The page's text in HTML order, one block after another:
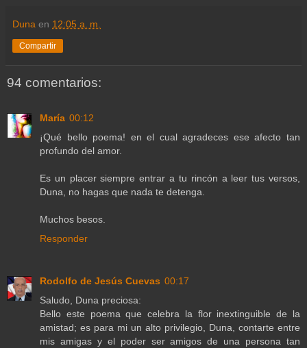
Duna en 12:05 a. m.
Compartir
94 comentarios:
María 00:12
¡Qué bello poema! en el cual agradeces ese afecto tan
profundo del amor.
Es un placer siempre entrar a tu rincón a leer tus versos,
Duna, no hagas que nada te detenga.
Muchos besos.
Responder
Rodolfo de Jesús Cuevas 00:17
Saludo, Duna preciosa:
Bello este poema que celebra la flor inextinguible de la
amistad; es para mi un alto privilegio, Duna, contarte entre
mis amigas y el poder ser amigos de una persona tan